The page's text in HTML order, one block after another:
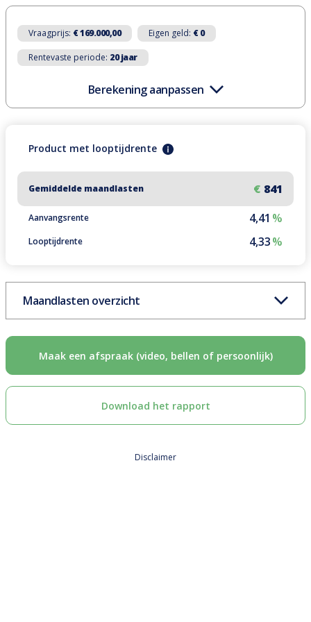
Vraagprijs: € 169.000,00 Eigen geld: € 0
Rentevaste periode: 20 jaar
Berekening aanpassen
Product met looptijdrente
€ 841
Gemiddelde maandlasten
4,41 %
Aanvangsrente
4,33%
Looptijdrente
Maandlasten overzicht
Download het rapport
Maak een afspraak (video, bellen of persoonlijk)
Disclaimer